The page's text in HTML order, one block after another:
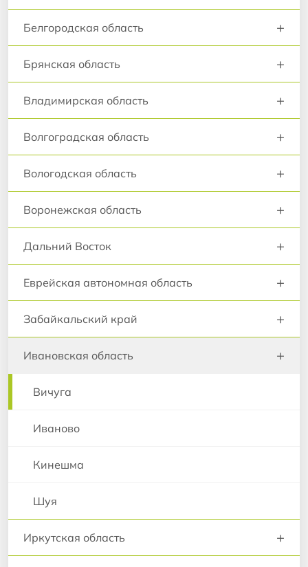
Белгородская область +
Брянская область +
Владимирская область +
Волгоградская область +
Вологодская область +
Воронежская область +
Дальний Восток +
Еврейская автономная область +
Забайкальский край +
Ивановская область +
Вичуга
Иваново
Кинешма
Шуя
Иркутская область +